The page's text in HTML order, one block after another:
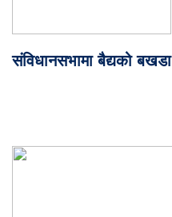
संविधानसभामा बैद्यको बखडा